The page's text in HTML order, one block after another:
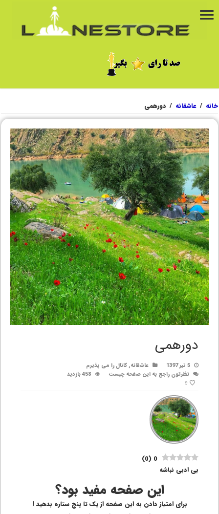
خانه / عاشقانه / دورهمی
دورهمی
5 تیر 1397 عاشقانه,کانال را می پذیرم
نظرتون راجع به این صفحه چیست
458 بازدید
9
0
(
0
)
بی ادبی نباشه
این صفحه مفید بود؟
برای امتیاز دادن به این صفحه از یک تا پنج ستاره بدهید !